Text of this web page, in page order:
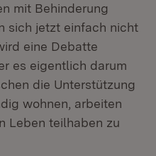
mit Behinderung
sich jetzt einfach nicht
eine Debatte
es eigentlich darum
die Unterstützung
wohnen, arbeiten
Leben teilhaben zu